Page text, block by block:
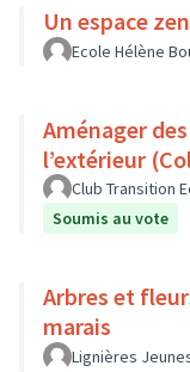
Un espace
Ecole Hélène
Aménager
Club Transition
Soumis au vote
Arbres et
marais
Lignières